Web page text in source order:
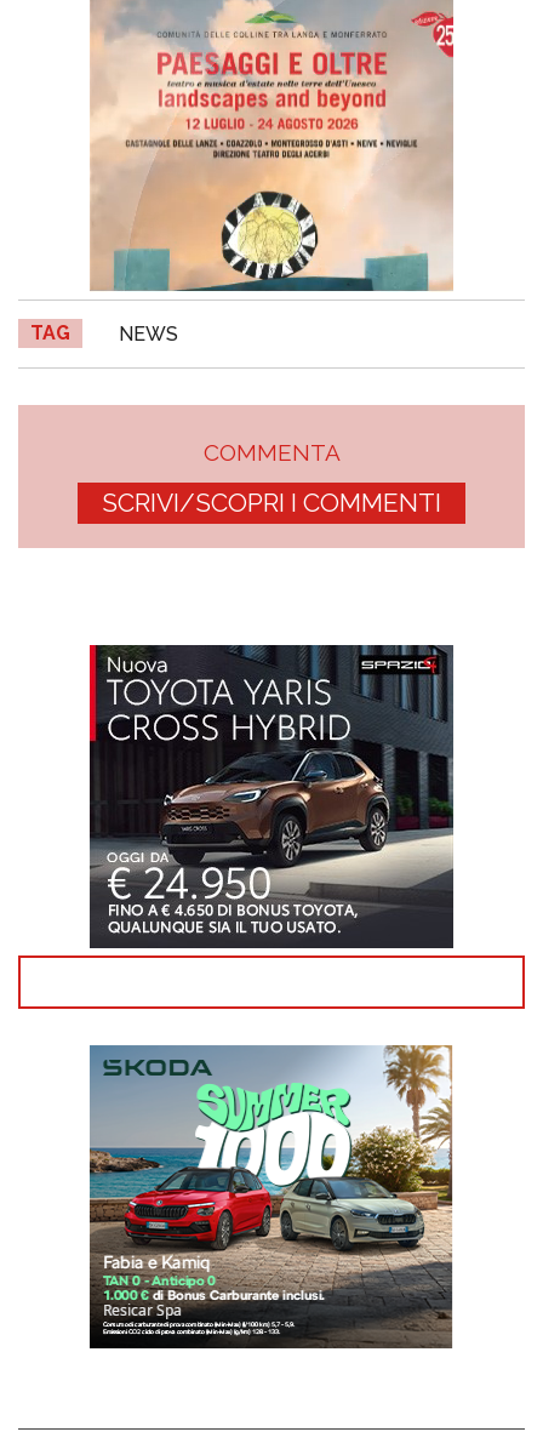
TAG NEWS
COMMENTA
SCRIVI/SCOPRI I COMMENTI